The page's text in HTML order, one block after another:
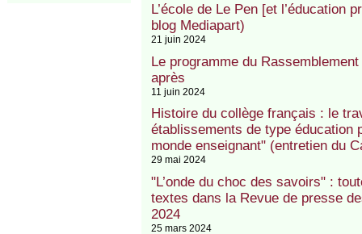
L’école de Le Pen [et l’éducation
blog Mediapart)
21 juin 2024
Le programme du
après
11 juin 2024
Histoire du collège français : le
établissements de type éducation
monde enseignant" (entretien du
29 mai 2024
"L’onde du choc des savoirs" :
textes dans la Revue de presse
2024
25 mars 2024